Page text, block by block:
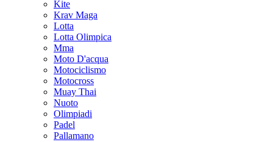
Kite
Krav Maga
Lotta
Lotta Olimpica
Mma
Moto D'acqua
Motociclismo
Motocross
Muay Thai
Nuoto
Olimpiadi
Padel
Pallamano